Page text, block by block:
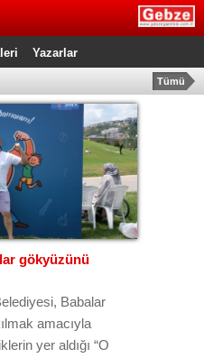
Yazarlar
Tümü
gökyüzünü
Babalar
amacıyla
yer aldığı “O